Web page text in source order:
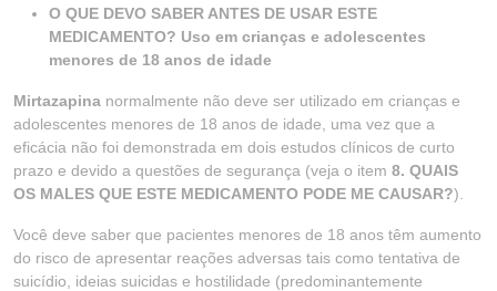
O QUE DEVO SABER ANTES DE USAR ESTE
MEDICAMENTO? Uso em crianças e adolescentes
menores de 18 anos de idade
Mirtazapina normalmente não deve ser utilizado em crianças e
adolescentes menores de 18 anos de idade, uma vez que a
eficácia não foi demonstrada em dois estudos clínicos de curto
prazo e devido a questões de segurança (veja o item 8. QUAIS
OS MALES QUE ESTE MEDICAMENTO PODE ME CAUSAR?).
Você deve saber que pacientes menores de 18 anos têm aumento
do risco de apresentar reações adversas tais como tentativa de
suicídio, ideias suicidas e hostilidade (predominantemente